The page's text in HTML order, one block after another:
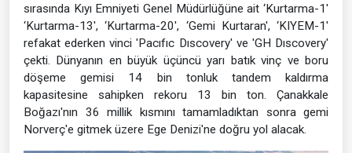
sırasında Kıyı Emniyeti Genel Müdürlüğüne ait ‘Kurtarma-1'
‘Kurtarma-13', ‘Kurtarma-20', ‘Gemi Kurtaran', ‘KIYEM-1'
refakat ederken vinci 'Pacıfıc Dıscovery' ve 'GH Dıscovery'
çekti. Dünyanın en büyük üçüncü yarı batık vinç ve boru
döşeme gemisi 14 bin tonluk tandem kaldırma
kapasitesine sahipken rekoru 13 bin ton. Çanakkale
Boğazı'nın 36 millik kısmını tamamladıktan sonra gemi
Norverç'e gitmek üzere Ege Denizi'ne doğru yol alacak.